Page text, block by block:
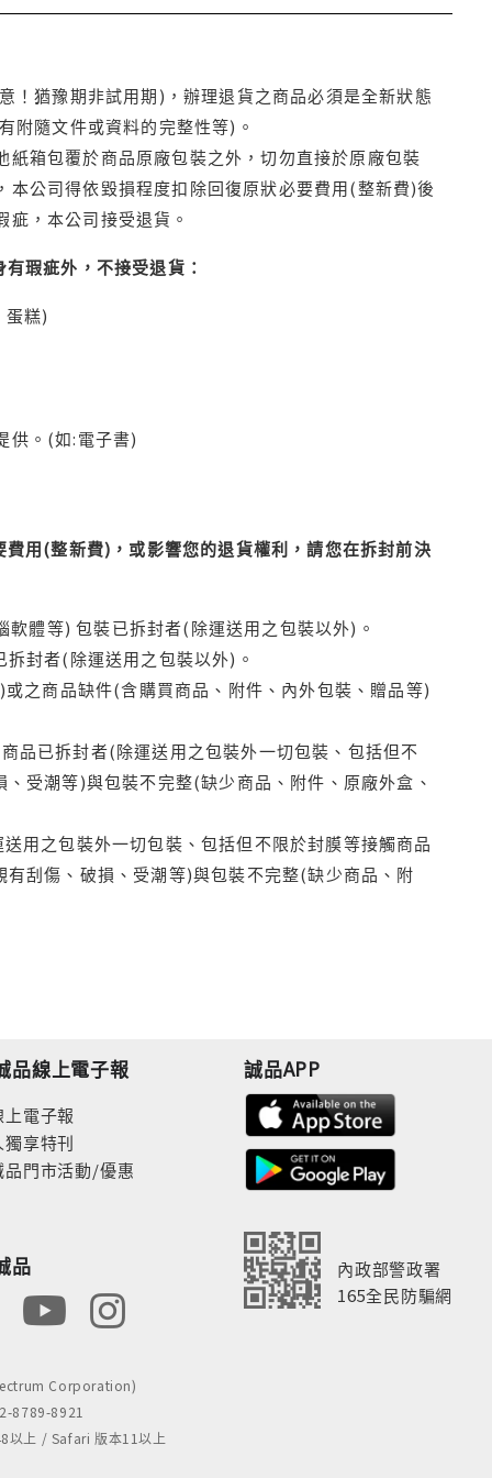
！猶豫期非試用期)，辦理退貨之商品必須是全新狀態
附隨文件或資料的完整性等)。
箱包覆於商品原廠包裝之外，切勿直接於原廠包裝
公司得依毀損程度扣除回復原狀必要費用(整新費)後
，本公司接受退貨。
瑕疵外，不接受退貨：
蛋糕)
供。(如:電子書)
用(整新費)，或影響您的退貨權利，請您在拆封前決
體等) 包裝已拆封者(除運送用之包裝以外)。
封者(除運送用之包裝以外)。
之商品缺件(含購買商品、附件、內外包裝、贈品等)
品已拆封者(除運送用之包裝外一切包裝、包括但不
受潮等)與包裝不完整(缺少商品、附件、原廠外盒、
用之包裝外一切包裝、包括但不限於封膜等接觸商品
刮傷、破損、受潮等)與包裝不完整(缺少商品、附
品線上電子報
電子報
享特刊
品門市活動/優惠
品
誠品APP
內政部警政署
165全民防騙網
Corporation)
8789-8921
以上 / Safari 版本11以上